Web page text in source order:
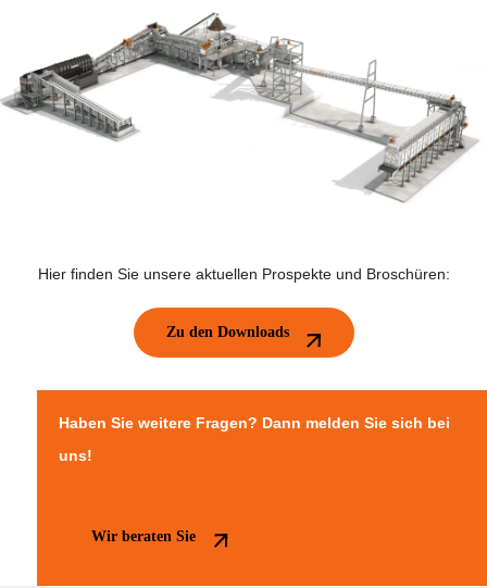
Hier finden Sie unsere aktuellen Prospekte und Broschüren:
Zu den Downloads
Haben Sie weitere Fragen? Dann melden Sie sich bei
uns!
Wir beraten Sie